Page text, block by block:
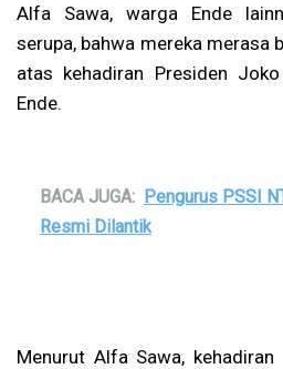
Alfa Sawa, warga Ende
serupa, bahwa mereka merasa
atas kehadiran Presiden
Ende.
BACA JUGA: Pengurus PSSI
Resmi Dilantik
Menurut Alfa Sawa,